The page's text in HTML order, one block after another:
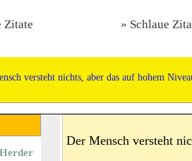
Zitate Schlaue
versteht nichts, aber das auf hohem
Der Mensch versteht
Herder